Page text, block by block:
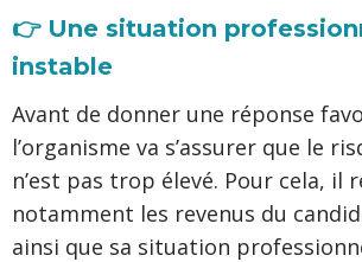
👉 Une situation
instable
Avant de donner une réponse
l’organisme va s’assurer que le
n’est pas trop élevé. Pour cela, il
notamment les revenus du
ainsi que sa situation